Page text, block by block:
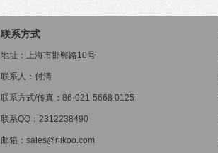
联系方式
地址：上海市邯郸路10号
联系人：付清
联系方式/传真：86-021-5668 0125
联系QQ：2312238490
邮箱：sales@riikoo.com